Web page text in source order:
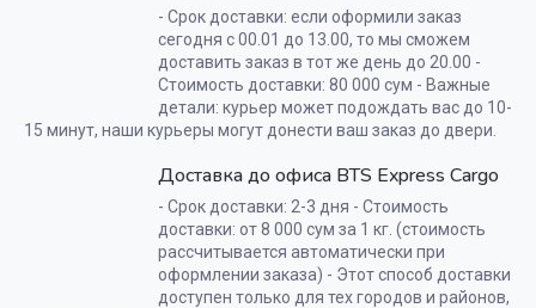
- Срок доставки: если оформили заказ
сегодня с 00.01 до 13.00, то мы сможем
доставить заказ в тот же день до 20.00 -
Стоимость доставки: 80 000 сум - Важные
детали: курьер может подождать вас до 10-
15 минут, наши курьеры могут донести ваш заказ до двери.
Доставка до офиса BTS Express Cargo
- Срок доставки: 2-3 дня - Стоимость
доставки: от 8 000 сум за 1 кг. (стоимость
рассчитывается автоматически при
оформлении заказа) - Этот способ доставки
доступен только для тех городов и районов,